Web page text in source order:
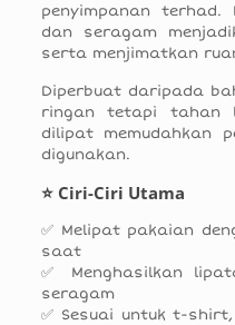
penyimpanan
dan seragam
serta menjimatkan
Diperbuat daripada
ringan tetapi tahan
dilipat memudahkan
digunakan.
⭐ Ciri-Ciri Utama
✅ Melipat pakaian
saat
✅ Menghasilkan
seragam
✅ Sesuai untuk t-